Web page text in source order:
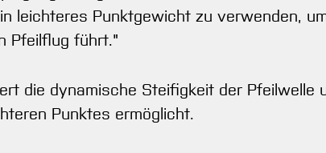
leichteres Punktgewicht zu verwenden,
Pfeilflug führt."
die dynamische Steifigkeit der
Punktes ermöglicht.